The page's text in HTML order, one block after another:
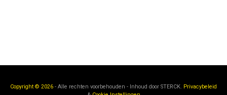
Copyright © 2026 - Alle rechten voorbehouden - Inhoud door STERCK. Privacybeleid